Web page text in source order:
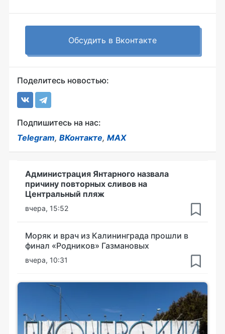
Обсудить в Вконтакте
Поделитесь новостью:
Подпишитесь на нас:
Telegram, ВКонтакте, MAX
Администрация Янтарного назвала
причину повторных сливов на
Центральный пляж
вчера, 15:52
Моряк и врач из Калининграда прошли в
финал «Родников» Газмановых
вчера, 10:31